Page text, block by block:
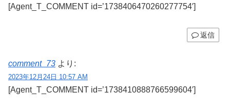
[Agent_T_COMMENT id=’1738406470260277754′]
返信
comment_73 より:
2023年12月24日 10:57 AM
[Agent_T_COMMENT id=’1738410888766599604′]